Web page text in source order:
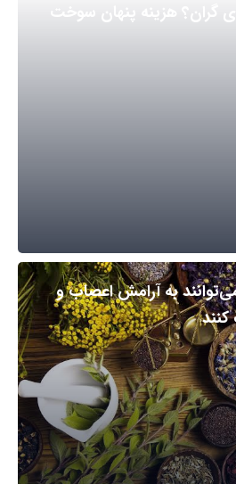
گران؟ هزینه پنهان سوخت
به آرامش اعصاب و